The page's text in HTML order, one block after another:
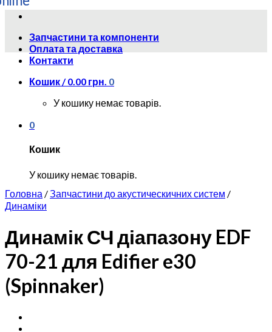
Skip
contentЗапчастини та компоненти
Оплата та доставка
Контакти
Кошик /0.00 грн. 0
У кошику немає товарів.
0
Кошик
У кошику немає товарів.
Головна /Запчастини до акустическичних систем /
Динаміки
Динамік СЧ діапазону EDF
70-21 для Edifier e30
(Spinnaker)